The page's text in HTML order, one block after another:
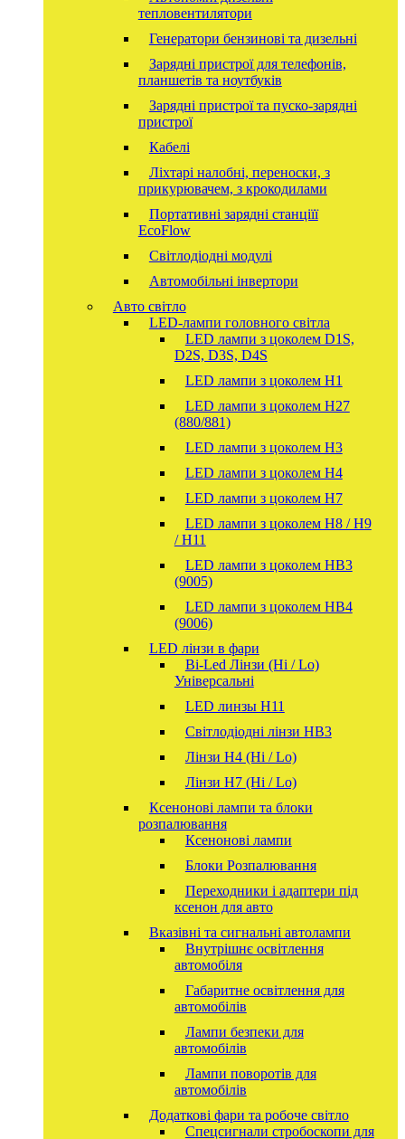
тепловентилятори
Генератори бензинові та дизельні
Зарядні пристрої для телефонів,
планшетів та ноутбуків
Зарядні пристрої та пуско-зарядні
пристрої
Кабелі
Ліхтарі налобні, переноски, з
прикурювачем, з крокодилами
Портативні зарядні станціїї
EcoFlow
Світлодіодні модулі
Автомобільні інвертори
Авто світло
LED-лампи головного світла
LED лампи з цоколем D1S,
D2S, D3S, D4S
LED лампи з цоколем H1
LED лампи з цоколем H27
(880/881)
LED лампи з цоколем H3
LED лампи з цоколем H4
LED лампи з цоколем H7
LED лампи з цоколем H8 / H9
/ H11
LED лампи з цоколем HB3
(9005)
LED лампи з цоколем HB4
(9006)
LED лінзи в фари
Bi-Led Лінзи (Hi / Lo)
Універсальні
LED линзы H11
Світлодіодні лінзи HB3
Лінзи Н4 (Hi / Lo)
Лінзи Н7 (Hi / Lo)
Ксенонові лампи та блоки
розпалювання
Ксенонові лампи
Блоки Розпалювання
Переходники і адаптери під
ксенон для авто
Вказівні та сигнальні автолампи
Внутрішнє освітлення
автомобіля
Габаритне освітлення для
автомобілів
Лампи безпеки для
автомобілів
Лампи поворотів для
автомобілів
Додаткові фари та робоче світло
Спецсигнали стробоскопи для